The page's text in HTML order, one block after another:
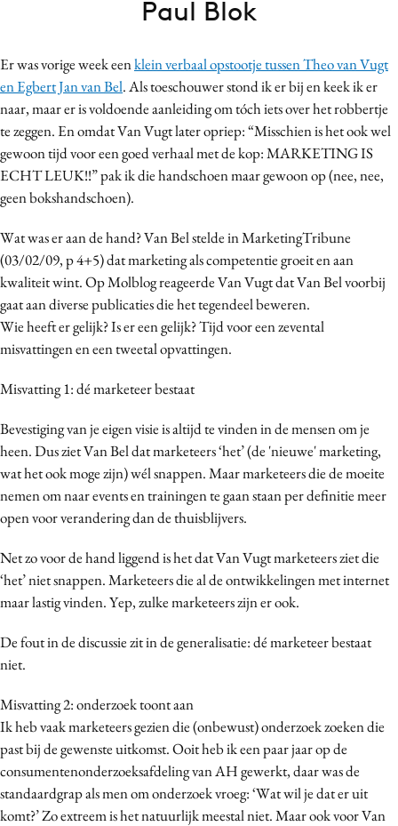
Carriere
Contentmarketing
Customer Experience
Data & Insights
Design
Digital transformation
Diversiteit
Effectiviteit
Gedragsverandering
Influencer marketing
Interne communicatie
Martech
Merkstrategie
PR
Programmatic
Purpose Marketing
Reputatie & crisis
Er was vorige week eenklein verbaal opstootje tussen Theo van Vugt
en Egbert Jan van Bel. Als toeschouwer stond ik er bij en keek ik er
naar, maar er is voldoende aanleiding om tóch iets over het robbertje
te zeggen. En omdat Van Vugt later opriep: “Misschien is het ook wel
gewoon tijd voor een goed verhaal met de kop: MARKETING IS
ECHT LEUK!!” pak ik die handschoen maar gewoon op (nee, nee,
geen bokshandschoen).
Wat was er aan de hand? Van Bel stelde in MarketingTribune
(03/02/09, p 4+5) dat marketing als competentie groeit en aan
kwaliteit wint. Op Molblog reageerde Van Vugt dat Van Bel voorbij
gaat aan diverse publicaties die het tegendeel beweren.
Wie heeft er gelijk? Is er een gelijk? Tijd voor een zevental
misvattingen en een tweetal opvattingen.
Misvatting 1: dé marketeer bestaat
Bevestiging van je eigen visie is altijd te vinden in de mensen om je
heen. Dus ziet Van Bel dat marketeers ‘het’ (de 'nieuwe' marketing,
wat het ook moge zijn) wél snappen. Maar marketeers die de moeite
nemen om naar events en trainingen te gaan staan per definitie meer
open voor verandering dan de thuisblijvers.
Net zo voor de hand liggend is het dat Van Vugt marketeers ziet die
‘het’ niet snappen. Marketeers die al de ontwikkelingen met internet
maar lastig vinden. Yep, zulke marketeers zijn er ook.
De fout in de discussie zit in de generalisatie: dé marketeer bestaat
niet.
Misvatting 2: onderzoek toont aan
Ik heb vaak marketeers gezien die (onbewust) onderzoek zoeken die
past bij de gewenste uitkomst. Ooit heb ik een paar jaar op de
consumentenonderzoeksafdeling van AH gewerkt, daar was de
standaardgrap als men om onderzoek vroeg: ‘Wat wil je dat er uit
komt?’ Zo extreem is het natuurlijk meestal niet. Maar ook voor Van
Paul Blok